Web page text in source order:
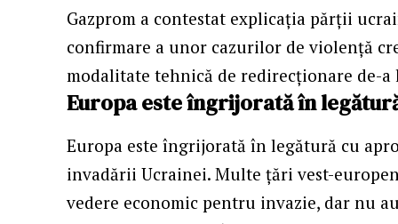
Gazprom a contestat explicaţia părţii
confirmare a unor cazurilor de violenţă
modalitate tehnică de redirecţionare de-
Europa este îngrijorată în
Europa este îngrijorată în legătură cu
invadării Ucrainei. Multe ţări vest-
vedere economic pentru invazie, dar nu